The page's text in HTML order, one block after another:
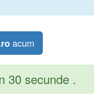
acum
30 secunde .